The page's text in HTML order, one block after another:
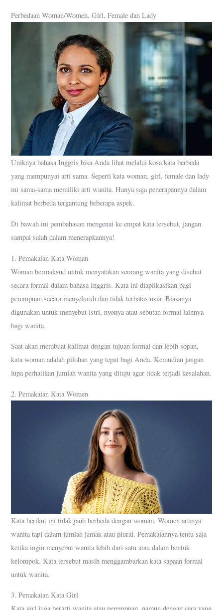
Perbedaan Woman/Women, Girl, Female dan Lady
Uniknya bahasa Inggris bisa Anda lihat melalui kosa kata berbeda
yang mempunyai arti sama. Seperti kata woman, girl, female dan lady
ini sama-sama memiliki arti wanita. Hanya saja penerapannya dalam
kalimat berbeda tergantung beberapa aspek.
Di bawah ini pembahasan mengenai ke empat kata tersebut, jangan
sampai salah dalam menerapkannya!
1. Pemakaian Kata Woman
Woman bermaksud untuk menyatakan seorang wanita yang disebut
secara formal dalam bahasa Inggris. Kata ini diaplikasikan bagi
perempuan secara menyeluruh dan tidak terbatas usia. Biasanya
digunakan untuk menyebut istri, nyonya atau sebutan formal lainnya
bagi wanita.
Saat akan membuat kalimat dengan tujuan formal dan lebih sopan,
kata woman adalah pilohan yang tepat bagi Anda. Kemudian jangan
lupa perhatikan jumlah wanita yang dituju agar tidak terjadi kesalahan.
2. Pemakaian Kata Women
Kata berikut ini tidak jauh berbeda dengan woman. Women artinya
wanita tapi dalam jumlah jamak atau plural. Pemakaiannya tentu saja
ketika ingin menyebut wanita lebih dari satu atau dalam bentuk
kelompok. Kata tersebut masih menggambarkan kata sapaan formal
untuk wanita.
3. Pemakaian Kata Girl